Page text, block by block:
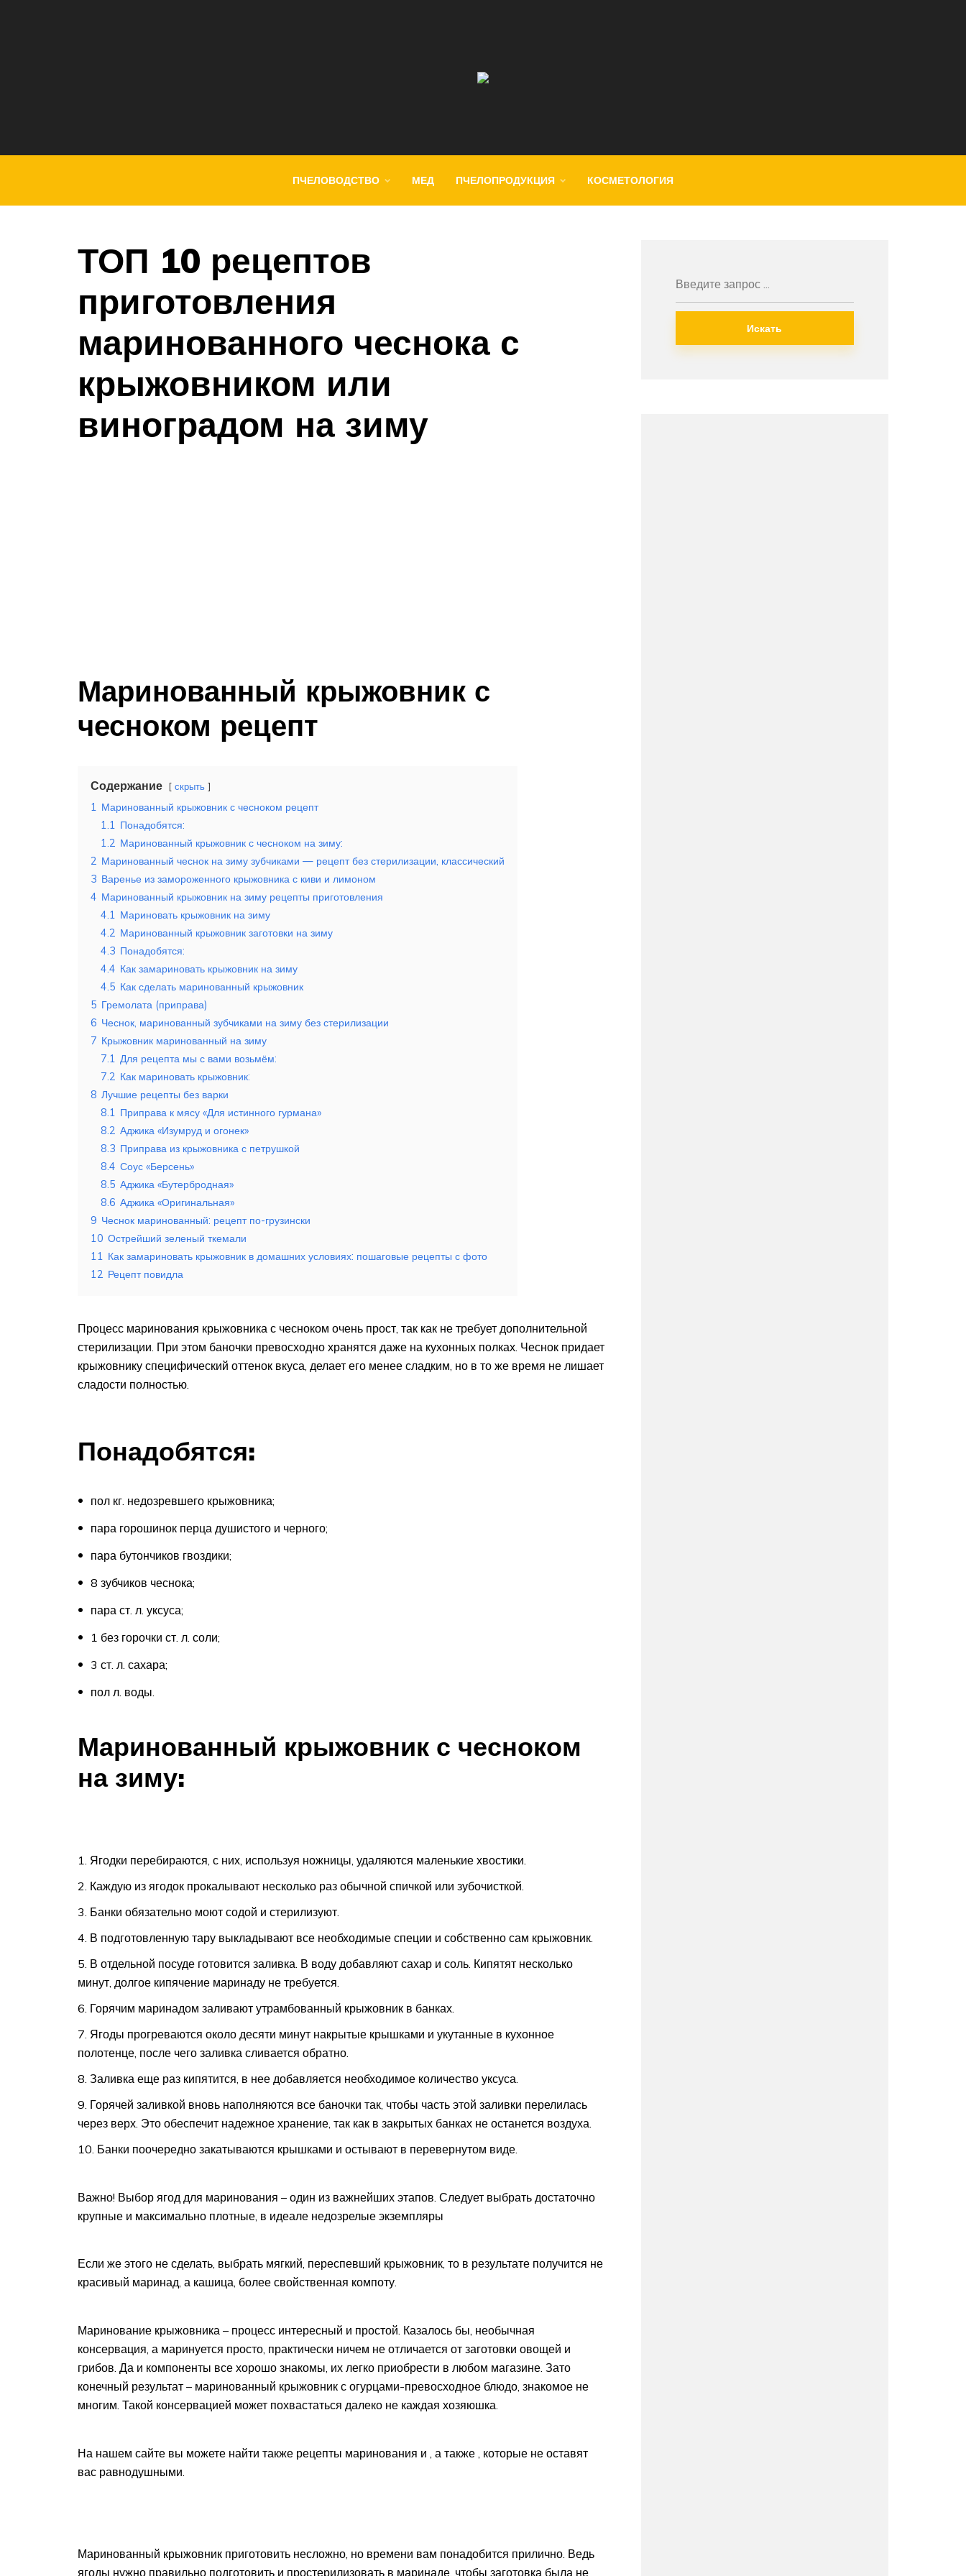
ПЧЕЛОВОДСТВО МЕД ПЧЕЛОПРОДУКЦИЯ КОСМЕТОЛОГИЯ
ТОП 10 рецептов
приготовления
маринованного чеснока с
крыжовником или
виноградом на зиму
Маринованный крыжовник с
чесноком рецепт
Содержание скрыть
1 Маринованный крыжовник с чесноком рецепт
1.1 Понадобятся:
1.2 Маринованный крыжовник с чесноком на зиму:
2 Маринованный чеснок на зиму зубчиками — рецепт без стерилизации, классический
3 Варенье из замороженного крыжовника с киви и лимоном
4 Маринованный крыжовник на зиму рецепты приготовления
4.1 Мариновать крыжовник на зиму
4.2 Маринованный крыжовник заготовки на зиму
4.3 Понадобятся:
4.4 Как замариновать крыжовник на зиму
4.5 Как сделать маринованный крыжовник
5 Гремолата (приправа)
6 Чеснок, маринованный зубчиками на зиму без стерилизации
7 Крыжовник маринованный на зиму
7.1 Для рецепта мы с вами возьмём:
7.2 Как мариновать крыжовник:
8 Лучшие рецепты без варки
8.1 Приправа к мясу «Для истинного гурмана»
8.2 Аджика «Изумруд и огонек»
8.3 Приправа из крыжовника с петрушкой
8.4 Соус «Берсень»
8.5 Аджика «Бутербродная»
8.6 Аджика «Оригинальная»
9 Чеснок маринованный: рецепт по-грузински
10 Острейший зеленый ткемали
11 Как замариновать крыжовник в домашних условиях: пошаговые рецепты с фото
12 Рецепт повидла
Процесс маринования крыжовника с чесноком очень прост, так как не требует дополнительной
стерилизации. При этом баночки превосходно хранятся даже на кухонных полках. Чеснок придает
крыжовнику специфический оттенок вкуса, делает его менее сладким, но в то же время не лишает
сладости полностью.
Понадобятся:
пол кг. недозревшего крыжовника;
пара горошинок перца душистого и черного;
пара бутончиков гвоздики;
8 зубчиков чеснока;
пара ст. л. уксуса;
1 без горочки ст. л. соли;
3 ст. л. сахара;
пол л. воды.
Маринованный крыжовник с чесноком
на зиму:
Ягодки перебираются, с них, используя ножницы, удаляются маленькие хвостики.
Каждую из ягодок прокалывают несколько раз обычной спичкой или зубочисткой.
Банки обязательно моют содой и стерилизуют.
В подготовленную тару выкладывают все необходимые специи и собственно сам крыжовник.
В отдельной посуде готовится заливка. В воду добавляют сахар и соль. Кипятят несколько
минут, долгое кипячение маринаду не требуется.
Горячим маринадом заливают утрамбованный крыжовник в банках.
Ягоды прогреваются около десяти минут накрытые крышками и укутанные в кухонное
полотенце, после чего заливка сливается обратно.
Заливка еще раз кипятится, в нее добавляется необходимое количество уксуса.
Горячей заливкой вновь наполняются все баночки так, чтобы часть этой заливки перелилась
через верх. Это обеспечит надежное хранение, так как в закрытых банках не останется воздуха.
Банки поочередно закатываются крышками и остывают в перевернутом виде.
Важно! Выбор ягод для маринования – один из важнейших этапов. Следует выбрать достаточно
крупные и максимально плотные, в идеале недозрелые экземпляры
Если же этого не сделать, выбрать мягкий, переспевший крыжовник, то в результате получится не
красивый маринад, а кашица, более свойственная компоту.
Маринование крыжовника – процесс интересный и простой. Казалось бы, необычная
консервация, а маринуется просто, практически ничем не отличается от заготовки овощей и
грибов. Да и компоненты все хорошо знакомы, их легко приобрести в любом магазине. Зато
конечный результат – маринованный крыжовник с огурцами-превосходное блюдо, знакомое не
многим. Такой консервацией может похвастаться далеко не каждая хозяюшка.
На нашем сайте вы можете найти также рецепты маринования и , а также , которые не оставят
вас равнодушными.
Маринованный крыжовник приготовить несложно, но времени вам понадобится прилично. Ведь
ягоды нужно правильно подготовить и простерилизовать в маринаде, чтобы заготовка была не
Искать